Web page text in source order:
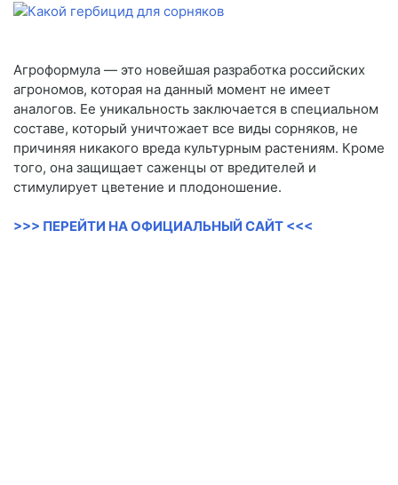
Агроформула — это новейшая разработка российских
агрономов, которая на данный момент не имеет
аналогов. Ее уникальность заключается в специальном
составе, который уничтожает все виды сорняков, не
причиняя никакого вреда культурным растениям. Кроме
того, она защищает саженцы от вредителей и
стимулирует цветение и плодоношение.
>>> ПЕРЕЙТИ НА ОФИЦИАЛЬНЫЙ САЙТ <<<